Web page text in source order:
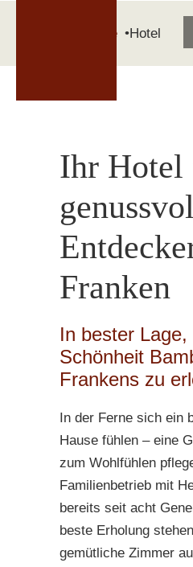
Startseite Hotel
Ihr Hotel
Franken
In bester Lage,
Schönheit
Frankens zu
In der Ferne sich ein
Hause fühlen – eine
zum Wohlfühlen
Familienbetrieb mit
bereits seit acht
beste Erholung
gemütliche Zimmer